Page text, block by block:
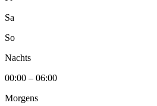
Sa
So
Nachts
00:00 – 06:00
Morgens